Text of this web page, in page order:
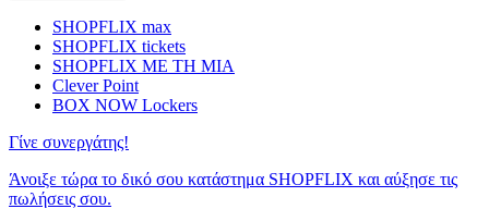
SHOPFLIX max
SHOPFLIX tickets
SHOPFLIX ΜΕ ΤΗ ΜΙΑ
Clever Point
BOX NOW Lockers
Γίνε συνεργάτης!
Άνοιξε τώρα το δικό σου κατάστημα SHOPFLIX και αύξησε τις
πωλήσεις σου.